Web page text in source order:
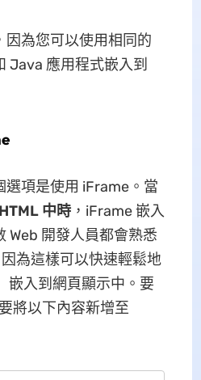
因為您可以使用相同的
Java 應用程式嵌入到
選項是使用 iFrame。當
中時，iFrame 嵌入
Web 開發人員都會熟悉
為這樣可以快速輕鬆地
嵌入到網頁顯示中。要
將以下內容新增至